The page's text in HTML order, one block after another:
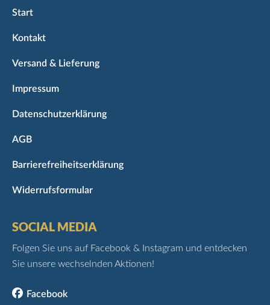
Start
Kontakt
Versand & Lieferung
Impressum
Datenschutzerklärung
AGB
Barrierefreiheitserklärung
Widerrufsformular
SOCIAL MEDIA
Folgen Sie uns auf Facebook & Instagram und entdecken
Sie unsere wechselnden Aktionen!
Facebook